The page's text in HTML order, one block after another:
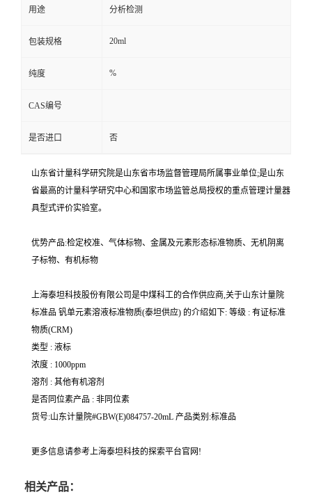
用途 分析检测
包装规格 20ml
纯度 %
CAS编号
是否进口 否
山东省计量科学研究院是山东省市场监督管理局所属事业单位;是山东
省最高的计量科学研究中心和国家市场监管总局授权的重点管理计量器
具型式评价实验室。
优势产品:检定校准、气体标物、金属及元素形态标准物质、无机阴离
子标物、有机标物
上海泰坦科技股份有限公司是中煤科工的合作供应商,关于山东计量院
标准品 钒单元素溶液标准物质(泰坦供应) 的介绍如下: 等级 : 有证标准
物质(CRM)
类型 : 液标
浓度 : 1000ppm
溶剂 : 其他有机溶剂
是否同位素产品 : 非同位素
货号:山东计量院#GBW(E)084757-20mL 产品类别:标准品
更多信息请参考上海泰坦科技的探索平台官网!
相关产品：